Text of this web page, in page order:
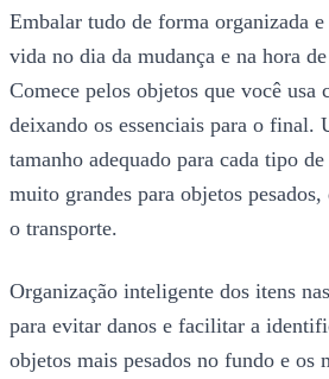
Embalar tudo de forma organizada
vida no dia da mudança e na hora
Comece pelos objetos que você usa
deixando os essenciais para o final.
tamanho adequado para cada tipo
muito grandes para objetos
o transporte.
Organização inteligente dos itens
para evitar danos e facilitar a
objetos mais pesados no fundo e os